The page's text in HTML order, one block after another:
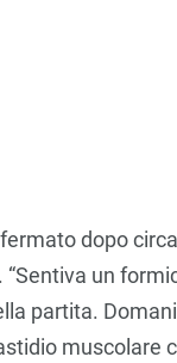
dopo
un
partita.
muscolare